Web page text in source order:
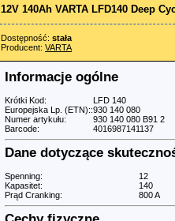
12V 140Ah VARTA LFD140 Deep
Dostępność: stała
Producent: VARTA
Informacje ogólne
Krótki Kod:
LFD 140
Europejska Lp. (ETN)::930 140 080
Numer artykułu:
930 140 080 B91 2
Barcode:
4016987141137
Dane dotyczące
Spenning:
12
Kapasitet:
140
Prąd Cranking:
800 A